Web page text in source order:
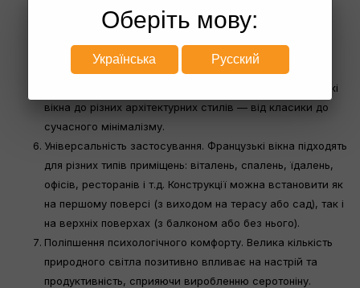
на 15-20% в холодний період.
Естетична привабливість. Французькі вікна надають
фасаду будівлі елегантного та вишуканого вигляду,
підвищуючи його архітектурну цінність. Різноманітність
дизайнерських рішень дозволяє інтегрувати французькі
вікна до різних архітектурних стилів — від класики до
сучасного мінімалізму.
Універсальність застосування. Французькі вікна підходять
для різних типів приміщень: віталень, спалень, їдалень,
офісів, ресторанів і т.д. Конструкції можна встановити як
на першому поверсі (з виходом на терасу або сад), так і
на верхніх поверхах (з балконом або без нього).
Поліпшення психологічного комфорту. Велика кількість
природного світла позитивно впливає на настрій та
продуктивність, сприяючи виробленню серотоніну.
Оберіть мову:
Українська Русский